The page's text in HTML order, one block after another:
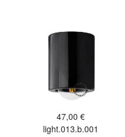
47,00 €
light.013.b.001